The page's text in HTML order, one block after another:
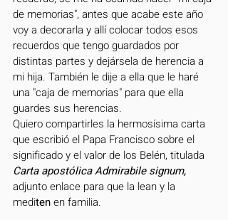
de memorias", antes que acabe este año
voy a decorarla y allí colocar todos esos
recuerdos que tengo guardados por
distintas partes y dejársela de herencia a
mi hija. También le dije a ella que le haré
una "caja de memorias" para que ella
guardes sus herencias.
Quiero compartirles la hermosísima carta
que escribió el Papa Francisco sobre el
significado y el valor de los Belén, titulada
Carta apostólica Admirabile signum,
adjunto enlace para que la lean y la
mediten en familia.